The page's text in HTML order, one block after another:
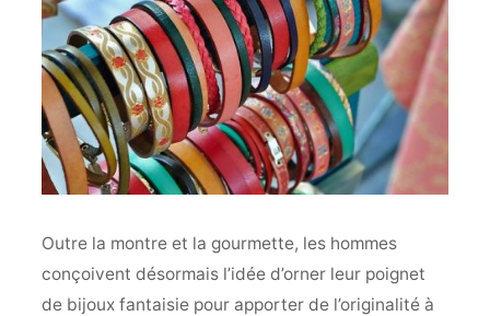
Outre la montre et la gourmette, les hommes
conçoivent désormais l’idée d’orner leur poignet
de bijoux fantaisie pour apporter de l’originalité à